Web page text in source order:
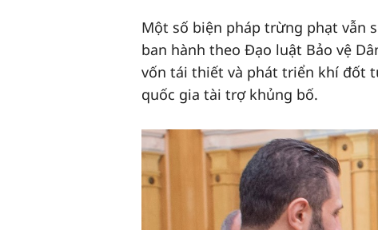
Một số biện pháp trừng phạt vẫn
ban hành theo Đạo luật Bảo vệ
vốn tái thiết và phát triển khí đốt
quốc gia tài trợ khủng bố.